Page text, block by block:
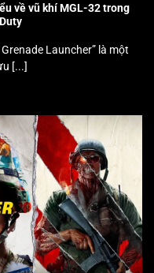
về vũ khí MGL-32 trong
Launcher” là một
[...]